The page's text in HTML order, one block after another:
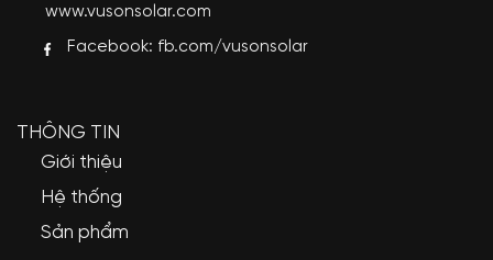
www.vusonsolar.com
Facebook: fb.com/vusonsolar
THÔNG TIN
Giới thiệu
Hệ thống
Sản phẩm